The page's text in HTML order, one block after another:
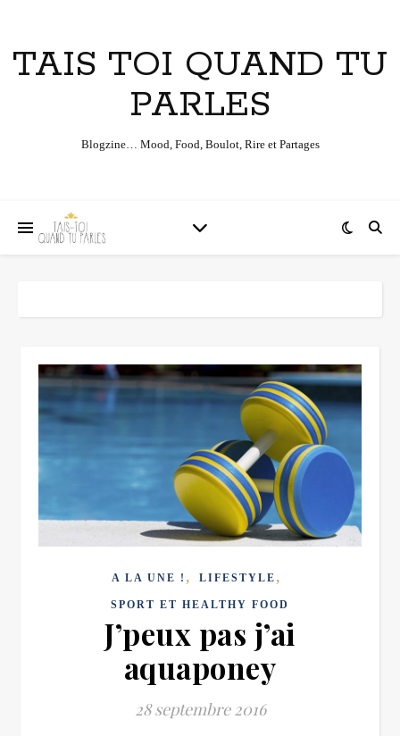
TAIS TOI QUAND TU
PARLES
Blogzine… Mood, Food, Boulot, Rire et Partages
A LA UNE ! , LIFESTYLE ,
SPORT ET HEALTHY FOOD
J’peux pas j’ai
aquaponey
28 septembre 2016